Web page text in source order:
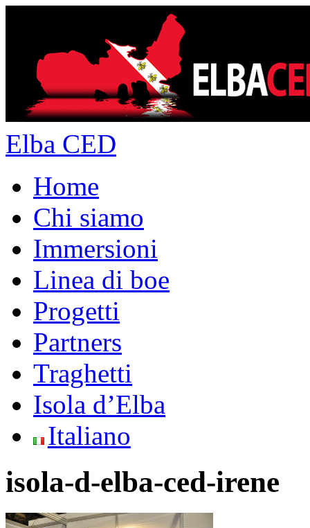
Elba CED
Home
Chi siamo
Immersioni
Linea di boe
Progetti
Partners
Traghetti
Isola d’Elba
Italiano
isola-d-elba-ced-irene